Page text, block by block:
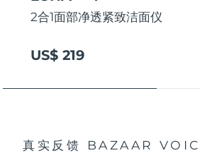
2合1面部净透紧致洁面仪
US$ 219
真实反馈 BAZAAR